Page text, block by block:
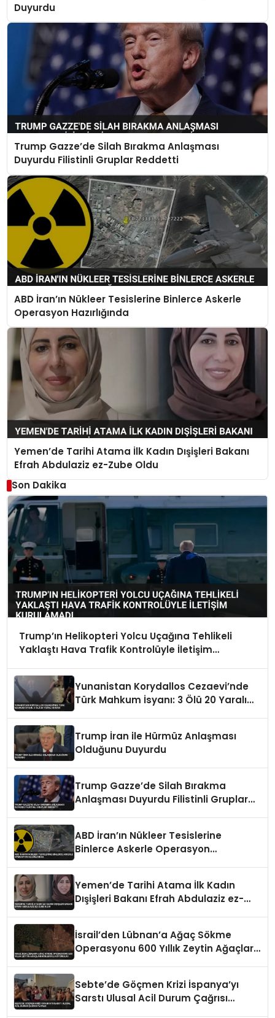
Duyurdu
Trump Gazze’de Silah Bırakma Anlaşması
Duyurdu Filistinli Gruplar Reddetti
ABD İran’ın Nükleer Tesislerine Binlerce Askerle
Operasyon Hazırlığında
Yemen’de Tarihi Atama İlk Kadın Dışişleri Bakanı
Efrah Abdulaziz ez-Zube Oldu
Son Dakika
Trump’ın Helikopteri Yolcu Uçağına Tehlikeli
Yaklaştı Hava Trafik Kontrolüyle İletişim
Yunanistan Korydallos Cezaevi’nde
Türk Mahkum İsyanı: 3 Ölü 20 Yaralı
Trump İran ile Hürmüz Anlaşması
Olduğunu Duyurdu
Trump Gazze’de Silah Bırakma
Anlaşması Duyurdu Filistinli Gruplar
ABD İran’ın Nükleer Tesislerine
Binlerce Askerle Operasyon
Yemen’de Tarihi Atama İlk Kadın
Dışişleri Bakanı Efrah Abdulaziz ez-
İsrail’den Lübnan’a Ağaç Sökme
Operasyonu 600 Yıllık Zeytin Ağaçları
Sebte’de Göçmen Krizi İspanya’yı
Sarstı Ulusal Acil Durum Çağrısı